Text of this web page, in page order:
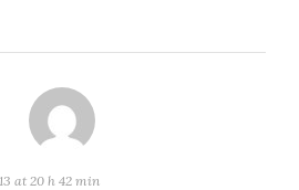
at 20 h 42 min